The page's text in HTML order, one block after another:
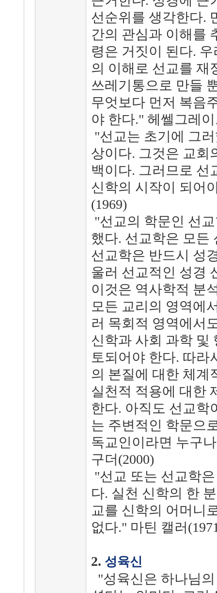
선순위를 생각한다.
간의 관심과 이해를
령은 거짓이 된다.
의 이해로 선교를 재
쓰레기통으로 만들
무엇보다 먼저 복음
야 한다." 헤쎌그레이
"선교는 초기에 그
상이다. 그것은 교회
백이다. 그러므로 선
신학의 시작이 되어
(1969)
"선교의 학문인 선
했다. 선교학은 모든
선교학은 반드시 성
울러 선교적인 성경
이것은 역사학적 분
모든 교리의 영역에
러 목회적 영역에서
신학과 사회 과학 및
토되어야 한다. 따라
의 본질에 대한 체계
실천적 적용에 대한
한다. 아직도 선교학
는 주변적인 학문으
독교인이라면 누구
구더(2000)
"선교 또는 선교학
다. 실천 신학의 한
교를 신학의 어머니
없다." 마틴 캘러
2. 성육신
"성육신은 하나님